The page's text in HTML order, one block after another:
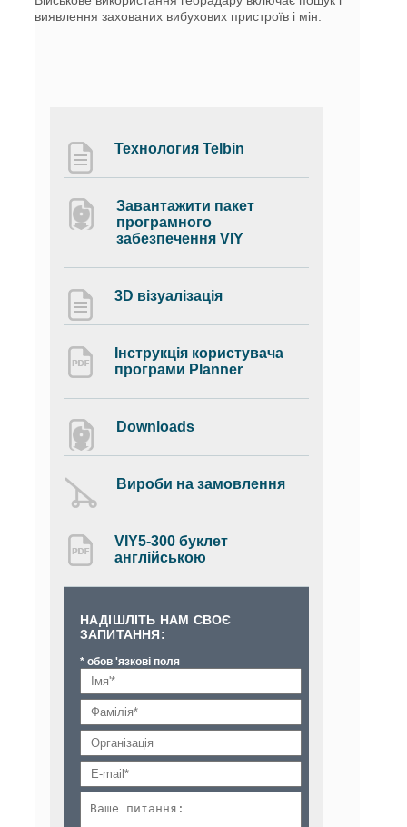
виявлення захованих вибухових пристроїв і мін.
Технология Telbin
Завантажити пакет
програмного
забезпечення VIY
3D візуалізація
Інструкція користувача
програми Planner
Downloads
Вироби на замовлення
VIY5-300 буклет
англійською
НАДІШЛІТЬ НАМ СВОЄ
ЗАПИТАННЯ:
* обов 'язкові поля